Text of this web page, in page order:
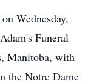
Wednesday,
Funeral
Manitoba, with
the Notre Dame